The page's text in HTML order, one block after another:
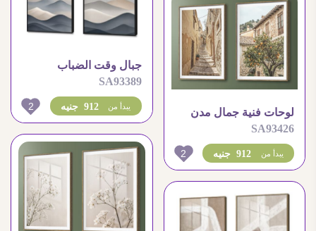
لوحات فنية جمال مدن
المتوسط العتيق
SA93426
912 جنيه يبدأ من 2
جبال وقت الضباب
SA93389
912 جنيه يبدأ من 2